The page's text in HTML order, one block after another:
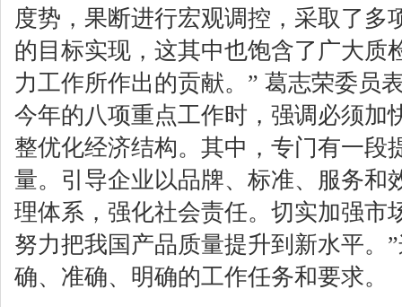
度势，果断进行宏观调控，采取了多
的目标实现，这其中也饱含了广大质
力工作所作出的贡献。” 葛志荣委员
今年的八项重点工作时，强调必须加
整优化经济结构。其中，专门有一段
量。引导企业以品牌、标准、服务和
理体系，强化社会责任。切实加强市
努力把我国产品质量提升到新水平。
确、准确、明确的工作任务和要求。